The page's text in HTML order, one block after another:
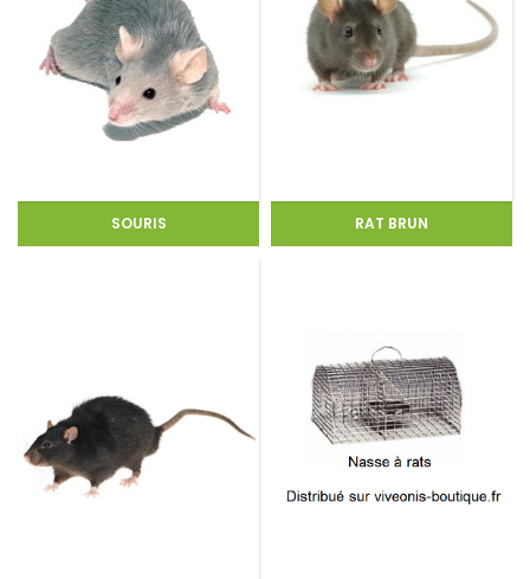
SOURIS RAT BRUN